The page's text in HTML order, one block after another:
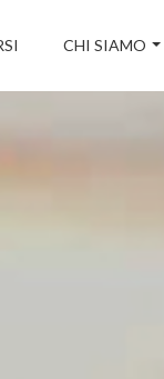
CHI SIAMO